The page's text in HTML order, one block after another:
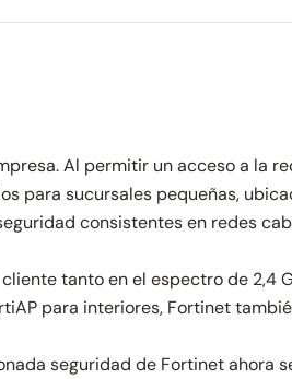
Al permitir un acceso a la
para sucursales pequeñas,
consistentes en redes
tanto en el espectro de 2,4
para interiores, Fortinet
seguridad de Fortinet ahora